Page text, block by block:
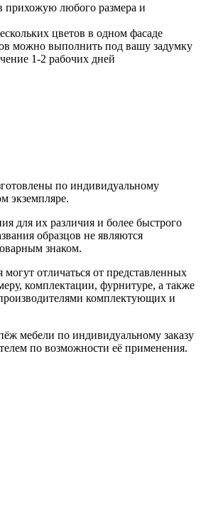
прихожую любого размера и
цветов в одном фасаде
можно выполнить под вашу задумку
1-2 рабочих дней
по индивидуальному
экземпляре.
для их различия и более быстрого
образцов не являются
знаком.
отличаться от представленных
комплектации, фурнитуре, а также
комплектующих и
мебели по индивидуальному заказу
по возможности её применения.